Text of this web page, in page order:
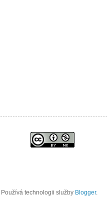
technologii služby Blogger.